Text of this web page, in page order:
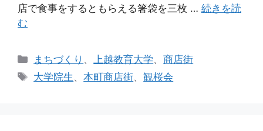
店で食事をするともらえる箸袋を三枚 … 続きを読
む
カ
テ
まちづくり 、 上越教育大学、商店街
タ
大学院生 、本町商店街、観桜会